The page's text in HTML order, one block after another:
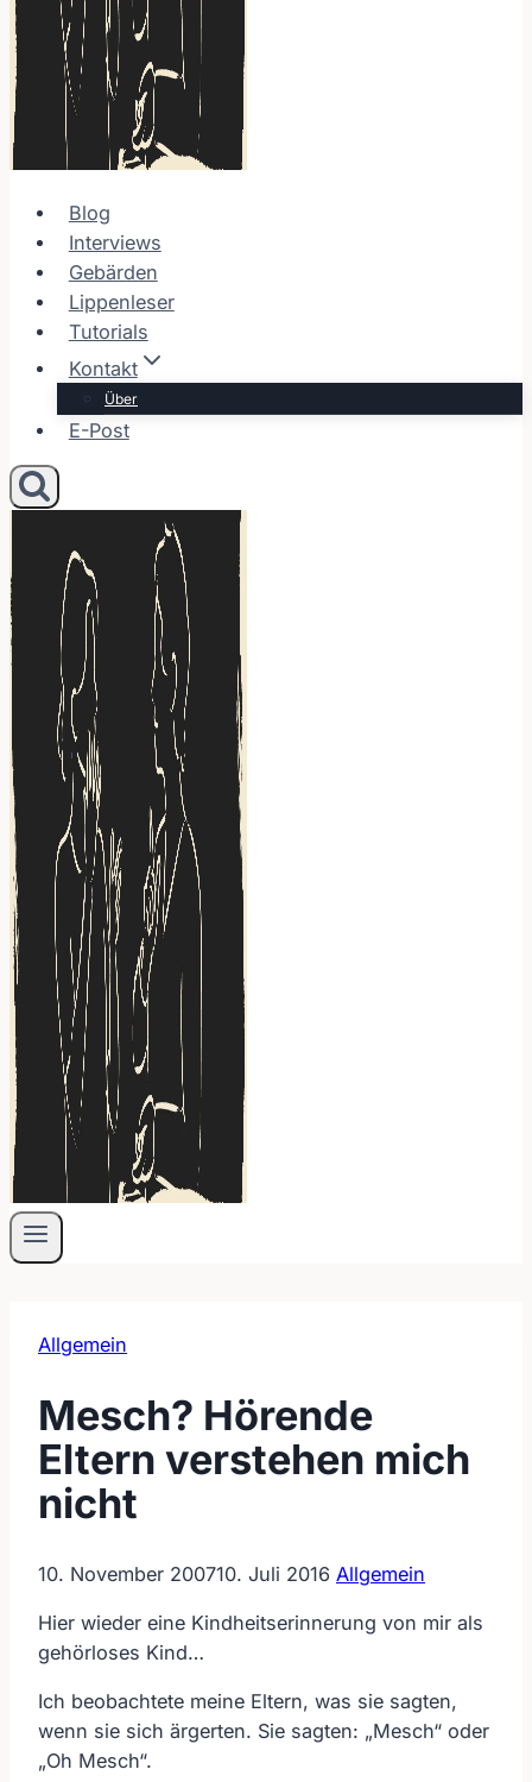
Blog
Interviews
Gebärden
Lippenleser
Tutorials
Kontakt
Über
E-Post
Allgemein
Mesch? Hörende
Eltern verstehen mich
nicht
10. November 200710. Juli 2016 Allgemein
Hier wieder eine Kindheitserinnerung von mir als
gehörloses Kind…
Ich beobachtete meine Eltern, was sie sagten,
wenn sie sich ärgerten. Sie sagten: „Mesch“ oder
„Oh Mesch“.